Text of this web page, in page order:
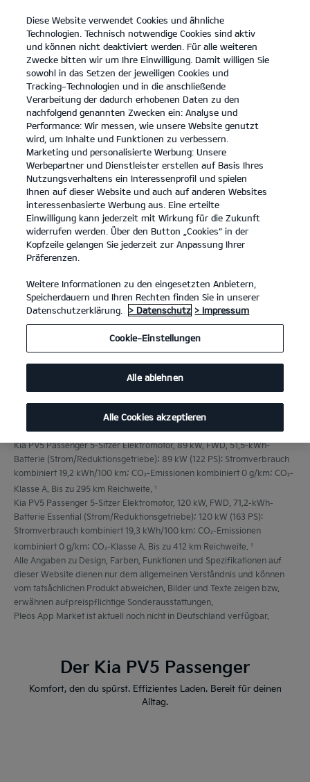
open
menu
KONTAKT
PV5 Passenger Probefahrt / Angebot
Kontakt
... ... PV5 PASSENGER
Diese Website verwendet Cookies und ähnliche
Technologien. Technisch notwendige Cookies sind aktiv
und können nicht deaktiviert werden. Für alle weiteren
Zwecke bitten wir um Ihre Einwilligung. Damit willigen Sie
sowohl in das Setzen der jeweiligen Cookies und
Tracking-Technologien und in die anschließende
Verarbeitung der dadurch erhobenen Daten zu den
nachfolgend genannten Zwecken ein: Analyse und
Performance: Wir messen, wie unsere Website genutzt
wird, um Inhalte und Funktionen zu verbessern.
Marketing und personalisierte Werbung: Unsere
Werbepartner und Dienstleister erstellen auf Basis Ihres
Nutzungsverhaltens ein Interessenprofil und spielen
Ihnen auf dieser Website und auch auf anderen Websites
interessenbasierte Werbung aus. Eine erteilte
Einwilligung kann jederzeit mit Wirkung für die Zukunft
widerrufen werden. Über den Button „Cookies“ in der
Kopfzeile gelangen Sie jederzeit zur Anpassung Ihrer
Präferenzen.
Weitere Informationen zu den eingesetzten Anbietern,
Speicherdauern und Ihren Rechten finden Sie in unserer
Datenschutzerklärung.
> Datenschutz > Impressum
Cookie-Einstellungen
Alle ablehnen
Alle Cookies akzeptieren